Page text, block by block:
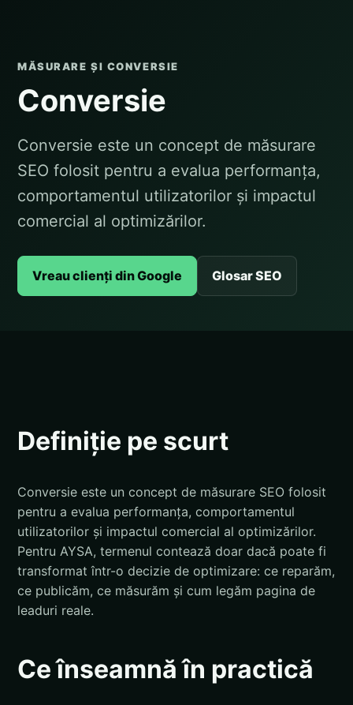
MĂSURARE ȘI CONVERSIE
Conversie
Conversie este un concept de măsurare
SEO folosit pentru a evalua performanța,
comportamentul utilizatorilor și impactul
comercial al optimizărilor.
Vreau clienți din Google Glosar SEO
Definiție pe scurt
Conversie este un concept de măsurare SEO folosit
pentru a evalua performanța, comportamentul
utilizatorilor și impactul comercial al optimizărilor.
Pentru AYSA, termenul contează doar dacă poate fi
transformat într-o decizie de optimizare: ce reparăm,
ce publicăm, ce măsurăm și cum legăm pagina de
leaduri reale.
Ce înseamnă în practică